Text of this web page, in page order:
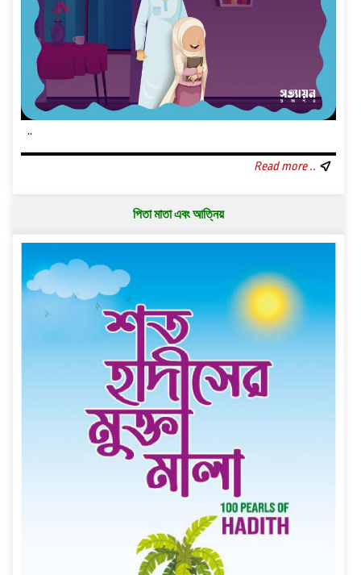
..
Read more ..
পিতা মাতা এবং আত্নিয়